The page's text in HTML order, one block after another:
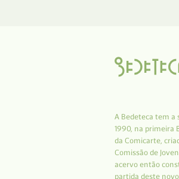
A Bedeteca tem a
1990, na primeira
da Comicarte,
Comissão de
acervo então
partida deste